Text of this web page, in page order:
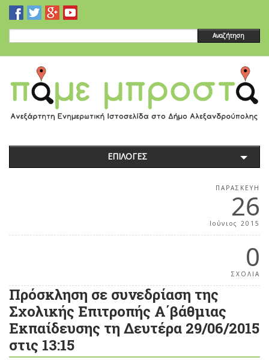
Αναζήτηση
ΕΠΙΛΟΓΕΣ
ΠΑΡΑΣΚΕΥΉ
26
Ιούνιος 2015
0
ΣΧΟΛΙΑ
Πρόσκληση σε συνεδρίαση της
Σχολικής Επιτροπής Α΄βάθμιας
Εκπαίδευσης τη Δευτέρα 29/06/2015
στις 13:15